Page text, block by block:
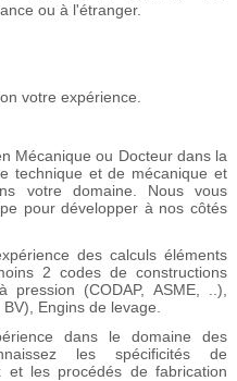
ou à l'étranger.
votre expérience.
Mécanique ou Docteur dans la
technique et de mécanique et
votre domaine. Nous vous
pour développer à nos côtés
des calculs éléments
2 codes de constructions
(CODAP, ASME, ..),
Engins de levage.
dans le domaine des
les spécificités de
et les procédés de fabrication